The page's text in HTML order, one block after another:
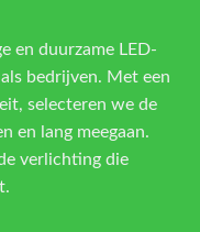
en duurzame LED-
bedrijven. Met een
selecteren we de
en lang meegaan.
verlichting die